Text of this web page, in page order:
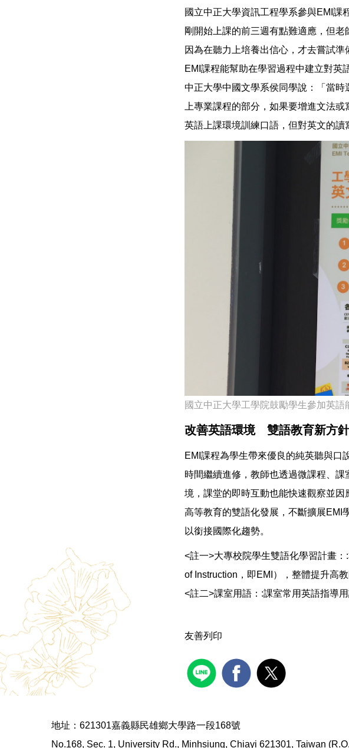
國立中正大學資訊工程學系參與EMI課
剛開始上課的前三週有點難適應，但
因為在聽力上培養出信心，才去嘗試
EMI課程能幫助在學習過程中建立對英
中正大學中國文學系侯同學說：「當
上專業課程的部分，如果要增進文法
英語上課環境訓練口語，但對英文的讀
國立中正大學工學院鼓勵學生參加英
改善英語環境 雙語教育新方針
EMI課程為學生帶來優良的純英聽與口
時間繼續進修，教師也透過微課程、
境，課堂的即時互動也能快速觀察並
高等教育的雙語化發展，不斷擴展EMI
以銜接國際化趨勢。
<註一>大專校院學生雙語化學習計畫
of Instruction，即EMI），整體提升高
<註二>課室用語：:課室常用英語指導
友善列印
地址：621301嘉義縣民雄鄉大學路一段168號
No.168, Sec. 1, University Rd., Minhsiung, Chiayi 621301, Taiwan